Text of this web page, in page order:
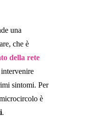
una
che è
della rete
sintomi. Per
è
.